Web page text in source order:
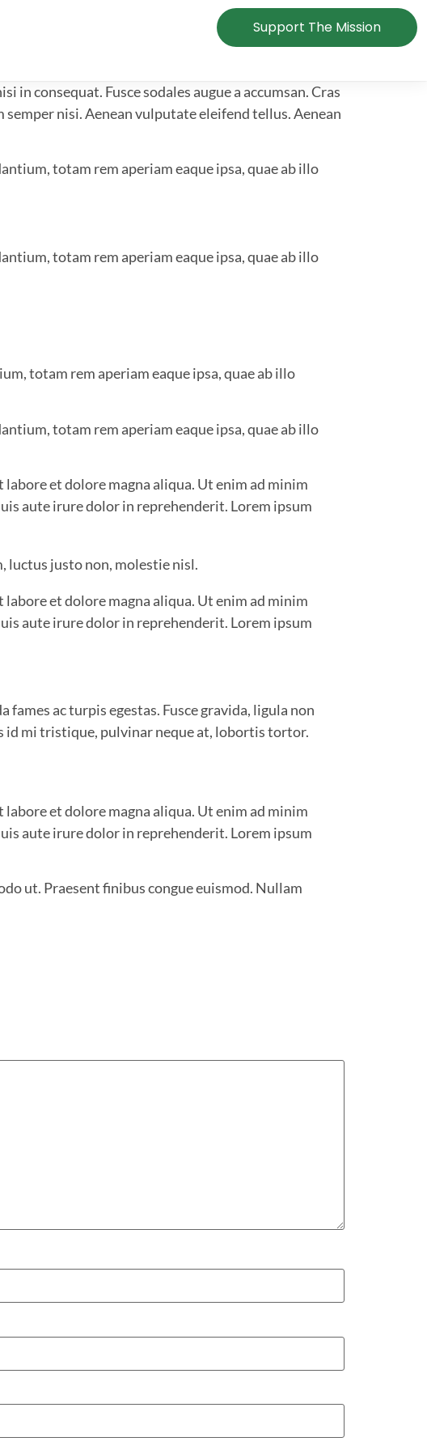
Support The Mission
in consequat. Fusce sodales augue a accumsan. Cras
nisi. Aenean vulputate eleifend tellus. Aenean
totam rem aperiam eaque ipsa, quae ab illo
totam rem aperiam eaque ipsa, quae ab illo
totam rem aperiam eaque ipsa, quae ab illo
totam rem aperiam eaque ipsa, quae ab illo
et dolore magna aliqua. Ut enim ad minim
aute irure dolor in reprehenderit. Lorem ipsum
luctus justo non, molestie nisl.
et dolore magna aliqua. Ut enim ad minim
aute irure dolor in reprehenderit. Lorem ipsum
ac turpis egestas. Fusce gravida, ligula non
id mi tristique, pulvinar neque at, lobortis tortor.
et dolore magna aliqua. Ut enim ad minim
aute irure dolor in reprehenderit. Lorem ipsum
ut. Praesent finibus congue euismod. Nullam